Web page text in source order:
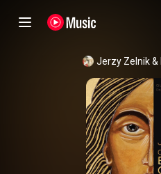
Jerzy Zelnik &